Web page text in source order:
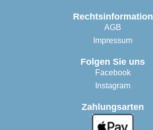
Rechtsinformation
AGB
Impressum
Folgen Sie uns
Facebook
Instagram
Zahlungsarten